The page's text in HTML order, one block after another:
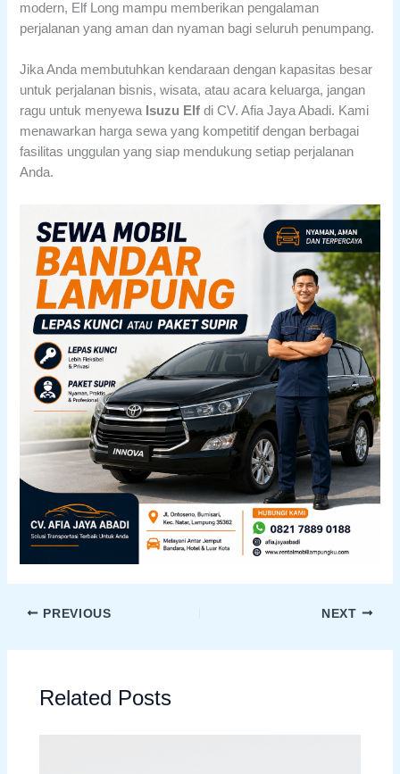
modern, Elf Long mampu memberikan pengalaman
perjalanan yang aman dan nyaman bagi seluruh penumpang.
Jika Anda membutuhkan kendaraan dengan kapasitas besar
untuk perjalanan bisnis, wisata, atau acara keluarga, jangan
ragu untuk menyewa Isuzu Elf di CV. Afia Jaya Abadi. Kami
menawarkan harga sewa yang kompetitif dengan berbagai
fasilitas unggulan yang siap mendukung setiap perjalanan
Anda.
PREVIOUS NEXT
Related Posts